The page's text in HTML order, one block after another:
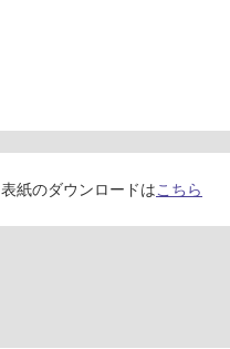
表紙のダウンロードはこちら